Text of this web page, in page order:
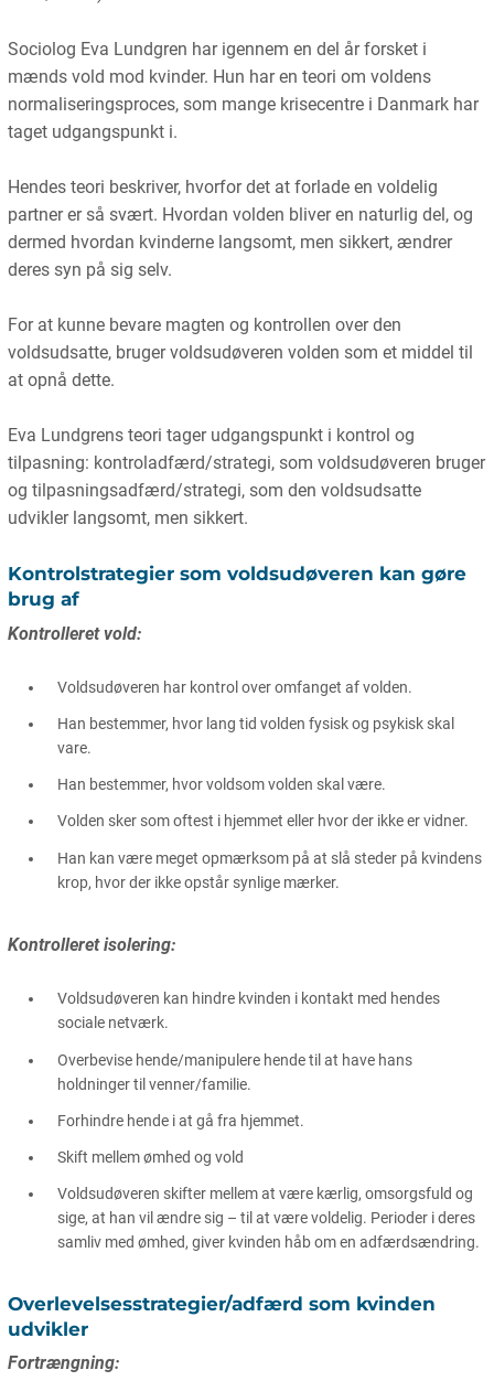
Sociolog Eva Lundgren har igennem en del år forsket i
mænds vold mod kvinder. Hun har en teori om voldens
normaliseringsproces, som mange krisecentre i Danmark har
taget udgangspunkt i.
Hendes teori beskriver, hvorfor det at forlade en voldelig
partner er så svært. Hvordan volden bliver en naturlig del, og
dermed hvordan kvinderne langsomt, men sikkert, ændrer
deres syn på sig selv.
For at kunne bevare magten og kontrollen over den
voldsudsatte, bruger voldsudøveren volden som et middel til
at opnå dette.
Eva Lundgrens teori tager udgangspunkt i kontrol og
tilpasning: kontroladfærd/strategi, som voldsudøveren bruger
og tilpasningsadfærd/strategi, som den voldsudsatte
udvikler langsomt, men sikkert.
Kontrolstrategier som voldsudøveren kan gøre
brug af
Kontrolleret vold:
Voldsudøveren har kontrol over omfanget af volden.
Han bestemmer, hvor lang tid volden fysisk og psykisk skal
vare.
Han bestemmer, hvor voldsom volden skal være.
Volden sker som oftest i hjemmet eller hvor der ikke er vidner.
Han kan være meget opmærksom på at slå steder på kvindens
krop, hvor der ikke opstår synlige mærker.
Kontrolleret isolering:
Voldsudøveren kan hindre kvinden i kontakt med hendes
sociale netværk.
Overbevise hende/manipulere hende til at have hans
holdninger til venner/familie.
Forhindre hende i at gå fra hjemmet.
Skift mellem ømhed og vold
Voldsudøveren skifter mellem at være kærlig, omsorgsfuld og
sige, at han vil ændre sig – til at være voldelig. Perioder i deres
samliv med ømhed, giver kvinden håb om en adfærdsændring.
Overlevelsesstrategier/adfærd som kvinden
udvikler
Fortrængning: